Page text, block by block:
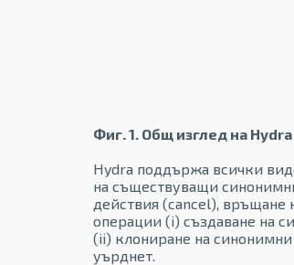
Фиг. 1. Общ изглед на
Hydra поддържа всички
на съществуващи
действия (cancel), връщане
операции (i) създаване на
(ii) клониране на
уърднет.